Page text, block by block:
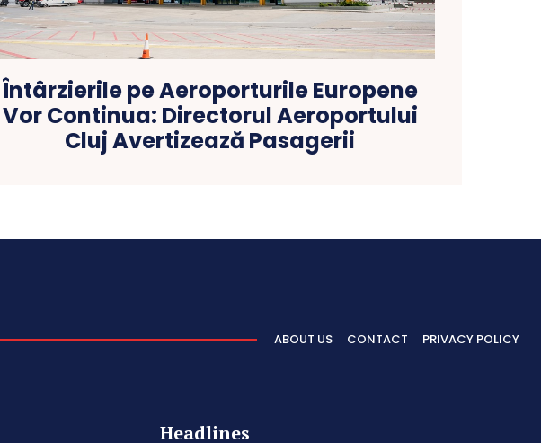
Întârzierile pe Aeroporturile Europene
Vor Continua: Directorul Aeroportului
Cluj Avertizează Pasagerii
ABOUT US CONTACT PRIVACY POLICY
Headlines